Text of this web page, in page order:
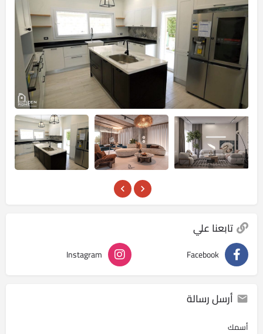
تابعنا علي
Facebook
Instagram
أرسل رسالة